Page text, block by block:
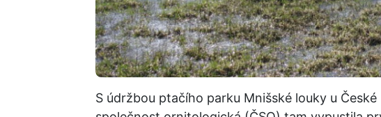
S údržbou ptačího parku Mnišské louky u